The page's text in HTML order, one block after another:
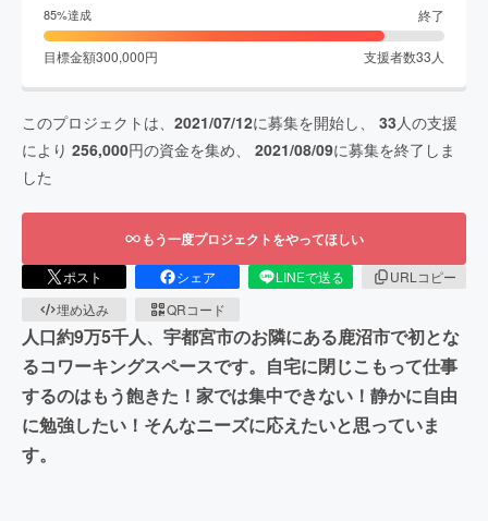
85%達成 終了
目標金額300,000円 支援者数33 人
このプロジェクトは、 2021/07/12に募集を開始し、 33 人の支援
により 256,000円の資金を集め、 2021/08/09に募集を終了しま
した
もう一度プロジェクトをやってほしい
ポスト シェア LINEで送る
URLコピー
埋め込み
QRコード
人口約9万5千人、宇都宮市のお隣にある鹿沼市で初とな
るコワーキングスペースです。自宅に閉じこもって仕事
するのはもう飽きた！家では集中できない！静かに自由
に勉強したい！そんなニーズに応えたいと思っていま
す。